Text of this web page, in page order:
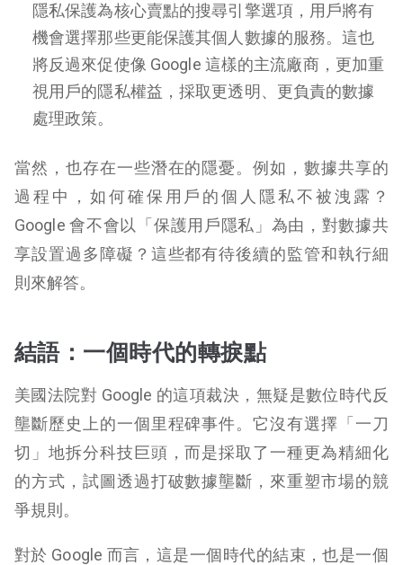
隱私保護為核心賣點的搜尋引擎選項，用戶將有
機會選擇那些更能保護其個人數據的服務。這也
將反過來促使像 Google 這樣的主流廠商，更加重
視用戶的隱私權益，採取更透明、更負責的數據
處理政策。
當然，也存在一些潛在的隱憂。例如，數據共享的
過程中，如何確保用戶的個人隱私不被洩露？
Google 會不會以「保護用戶隱私」為由，對數據共
享設置過多障礙？這些都有待後續的監管和執行細
則來解答。
結語：一個時代的轉捩點
美國法院對 Google 的這項裁決，無疑是數位時代反
壟斷歷史上的一個里程碑事件。它沒有選擇「一刀
切」地拆分科技巨頭，而是採取了一種更為精細化
的方式，試圖透過打破數據壟斷，來重塑市場的競
爭規則。
對於 Google 而言，這是一個時代的結束，也是一個